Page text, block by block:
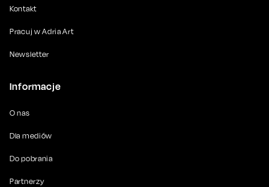
Kontakt
Pracuj w Adria Art
Newsletter
Informacje
O nas
Dla mediów
Do pobrania
Partnerzy